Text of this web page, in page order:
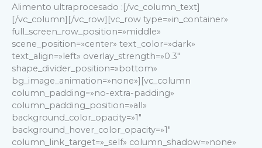
Alimento ultraprocesado :[/vc_column_text]
[/vc_column][/vc_row][vc_row type=»in_container»
full_screen_row_position=»middle»
scene_position=»center» text_color=»dark»
text_align=»left» overlay_strength=»0.3″
shape_divider_position=»bottom»
bg_image_animation=»none»][vc_column
column_padding=»no-extra-padding»
column_padding_position=»all»
background_color_opacity=»1″
background_hover_color_opacity=»1″
column_link_target=»_self» column_shadow=»none»